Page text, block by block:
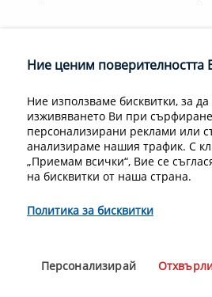
Ние ценим поверителността
Ние използваме бисквитки, за
изживяването Ви при
персонализирани реклами или
анализираме нашия трафик. С
„Приемам всички“, Вие се
на бисквитки от наша страна.
Политика за бисквитки
Персонализирай